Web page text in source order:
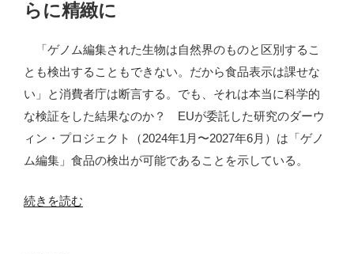
らに精緻に
「ゲノム編集された生物は自然界のものと区別するこ
とも検出することもできない。だから食品表示は課せな
い」と消費者庁は断言する。でも、それは本当に科学的
な検証をした結果なのか？ EUが委託した研究のダーウ
ィン・プロジェクト（2024年1月〜2027年6月）は「ゲノ
ム編集」食品の検出が可能であることを示している。
“「ゲ
続きを読む